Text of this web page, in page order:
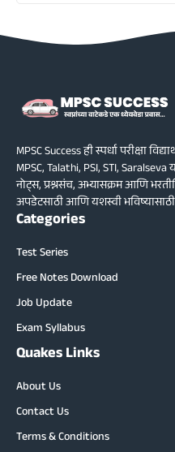
MPSC Success ही स्पर्धा परीक्षा
MPSC, Talathi, PSI, STI, Saralseva
नोट्स, प्रश्नसंच, अभ्यासक्रम आणि
अपडेटसाठी आणि यशस्वी
Categories
Test Series
Free Notes Download
Job Update
Exam Syllabus
Quakes Links
About Us
Contact Us
Terms & Conditions